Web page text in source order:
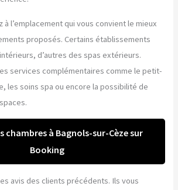
l’emplacement qui vous convient le mieux
proposés. Certains établissements
d’autres des spas extérieurs.
services complémentaires comme le petit-
les soins spa ou encore la possibilité de
chambres à Bagnols-sur-Cèze sur
Booking
avis des clients précédents. Ils vous